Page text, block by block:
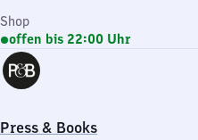
Shop
offen bis 22:00 Uhr
Press & Books